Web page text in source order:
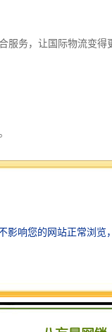
服务，让国际物流变得
离、燃油价格、市场供
有所差异。